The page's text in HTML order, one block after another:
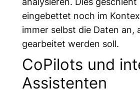
eingebettet noch im
immer selbst die Daten an,
gearbeitet werden soll.
CoPilots und
Assistenten